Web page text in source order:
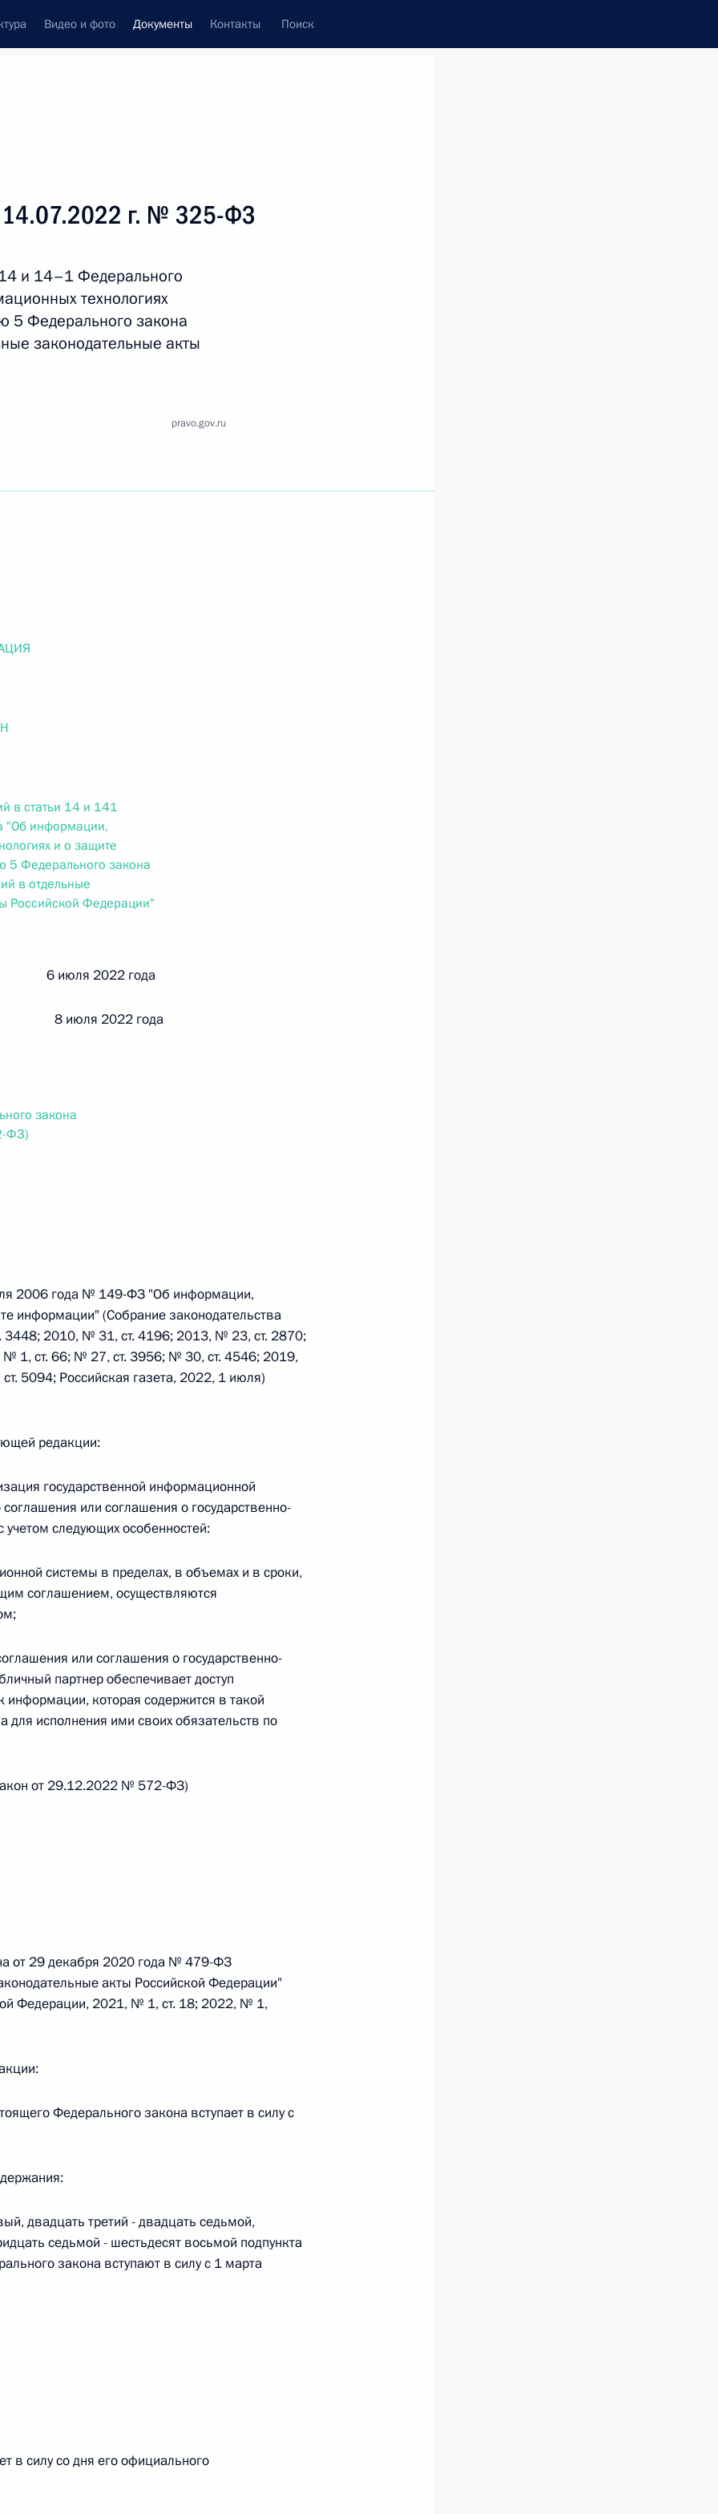
Видео и фото Документы Контакты Поиск
принятия
закона «О персональных данных» и отдельные
г. № 256-ФЗ
«О присяжных заседателях федеральных судов общей
г. № 263-ФЗ
закона «О государственной регистрации
г. № 242-ФЗ
Федерации
№ 268-ФЗ
«О пробации в Российской Федерации»
г. № 267-ФЗ
закона «О благотворительной деятельности
г. № 251-ФЗ
Федерации и статьи 31 и 151 Уголовно-
13 статьи 3 Федерального закона «О внесении
г. № 270-ФЗ
закона «Об автономных учреждениях»
г. № 244-ФЗ
Российской Федерации и Кабинетом
Федерации и Киргизской Республике
г. № 252-ФЗ
14.07.2022 г. № 325-ФЗ
и 14–1 Федерального
технологиях
5 Федерального закона
законодательные акты
pravo.gov.ru
в статьи 14 и 141
"Об информации,
и о защите
5 Федерального закона
в отдельные
Российской Федерации"
6 июля 2022 года
8 июля 2022 года
закона
ФЗ)
2006 года № 149-ФЗ "Об информации,
информации" (Собрание законодательства
3448; 2010, № 31, ст. 4196; 2013, № 23, ст. 2870;
1, ст. 66; № 27, ст. 3956; № 30, ст. 4546; 2019,
5094; Российская газета, 2022, 1 июля)
редакции:
государственной информационной
или соглашения о государственно-
учетом следующих особенностей:
системы в пределах, в объемах и в сроки,
соглашением, осуществляются
или соглашения о государственно-
партнер обеспечивает доступ
информации, которая содержится в такой
исполнения ими своих обязательств по
от 29.12.2022 № 572-ФЗ)
от 29 декабря 2020 года № 479-ФЗ
акты Российской Федерации"
Федерации, 2021, № 1, ст. 18; 2022, № 1,
Федерального закона вступает в силу с
двадцать третий - двадцать седьмой,
седьмой - шестьдесят восьмой подпункта
закона вступают в силу с 1 марта
в силу со дня его официального